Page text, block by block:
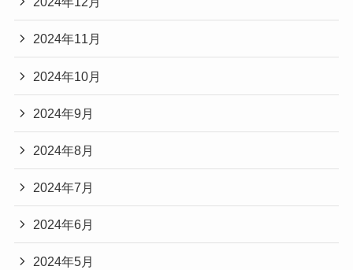
2024年11月
2024年10月
2024年9月
2024年8月
2024年7月
2024年6月
2024年5月